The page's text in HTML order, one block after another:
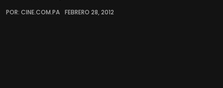
POR: CINE.COM.PA FEBRERO 28, 2012